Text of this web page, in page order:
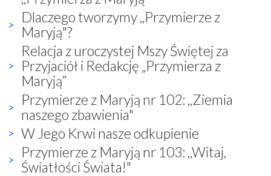
Dlaczego tworzymy ,,Przymierze z
Maryją"?
Relacja z uroczystej Mszy Świętej za
Przyjaciół i Redakcję „Przymierza z
Maryją”
Przymierze z Maryją nr 102: ,,Ziemia
naszego zbawienia"
W Jego Krwi nasze odkupienie
Przymierze z Maryją nr 103: ,,Witaj,
Światłości Świata!"